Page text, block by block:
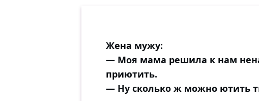
Жена мужу:
— Моя мама решила к нам
приютить.
— Ну сколько ж можно ютить